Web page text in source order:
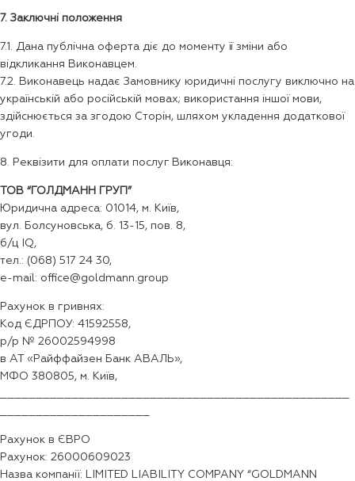
7. Заключні положення
7.1. Дана публічна оферта діє до моменту її зміни або
відкликання Виконавцем.
7.2. Виконавець надає Замовнику юридичні послугу виключно на
українській або російській мовах; використання іншої мови,
здійснюється за згодою Сторін, шляхом укладення додаткової
угоди.
8. Реквізити для оплати послуг Виконавця:
ТОВ “ГОЛДМАНН ГРУП”
Юридична адреса: 01014, м. Київ,
вул. Болсуновська, б. 13-15, пов. 8,
б/ц IQ,
тел.: (068) 517 24 30,
e-mail: office@goldmann.group
Рахунок в гривнях:
Код ЄДРПОУ: 41592558,
р/р № 26002594998
в АТ «Райффайзен Банк АВАЛЬ»,
МФО 380805, м. Київ,
Рахунок в ЄВРО
Рахунок: 26000609023
Назва компанії: LIMITED LIABILITY COMPANY “GOLDMANN